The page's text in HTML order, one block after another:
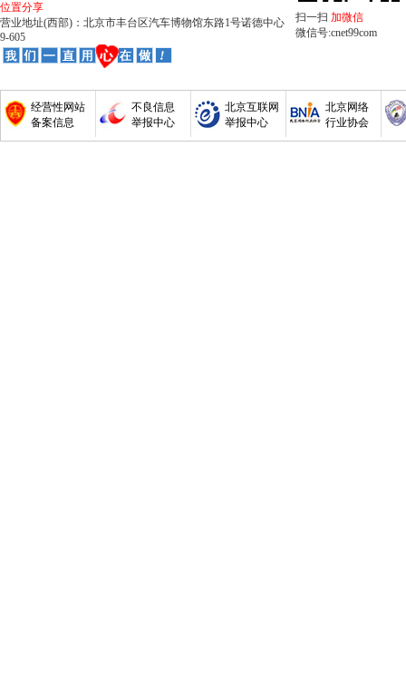
位置分享
营业地址(西部)：北京市丰台区汽车博物馆东路1号诺德中心
9-605
扫一扫 加微信
微信号:cnet99com
经营性网站
备案信息
不良信息
举报中心
北京互联网
举报中心
北京网络
行业协会